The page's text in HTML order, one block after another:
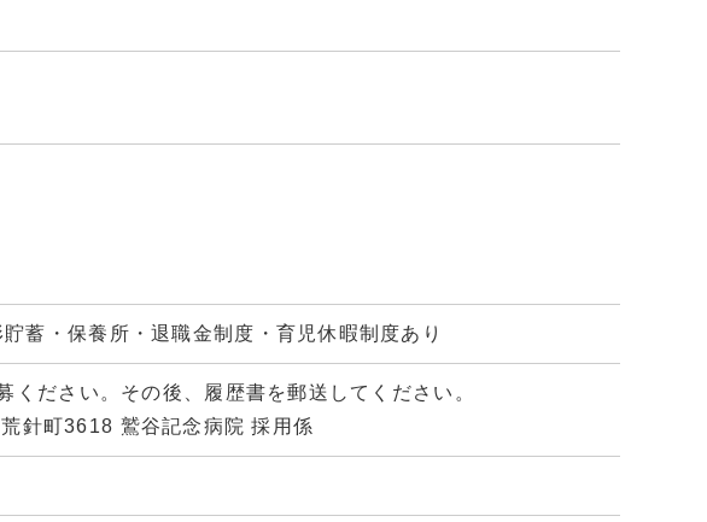
蓄・保養所・退職金制度・育児休暇制度あり
ださい。その後、履歴書を郵送してください。
針町3618 鷲谷記念病院 採用係